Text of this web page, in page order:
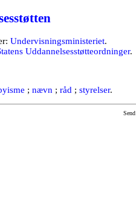
Undervisningsministeriet.
Uddannelsesstøtteordninger.
; nævn ; råd ; styrelser.
Send